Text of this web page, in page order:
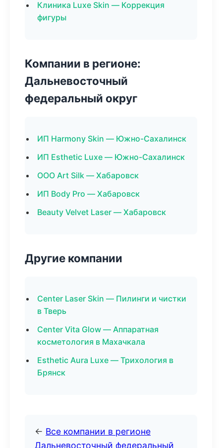
Клиника Luxe Skin — Коррекция
фигуры
Компании в регионе:
Дальневосточный
федеральный округ
ИП Harmony Skin — Южно-Сахалинск
ИП Esthetic Luxe — Южно-Сахалинск
ООО Art Silk — Хабаровск
ИП Body Pro — Хабаровск
Beauty Velvet Laser — Хабаровск
Другие компании
Center Laser Skin — Пилинги и чистки
в Тверь
Center Vita Glow — Аппаратная
косметология в Махачкала
Esthetic Aura Luxe — Трихология в
Брянск
← Все компании в регионе
Дальневосточный федеральный